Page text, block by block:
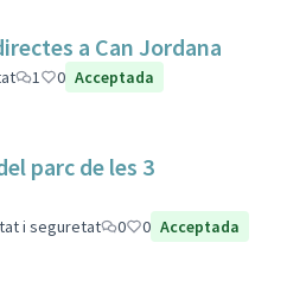
a Can Jordana
1 0 Acceptada
parc de les 3
i seguretat 0 0 Acceptada